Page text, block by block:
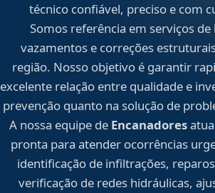
técnico confiável, preciso e com
Somos referência em serviços de
vazamentos e correções
região. Nosso objetivo é garantir
excelente relação entre qualidade e
prevenção quanto na solução de
A nossa equipe de Encanadoresatua
pronta para atender ocorrências
identificação de infiltrações,
verificação de redes hidráulicas,